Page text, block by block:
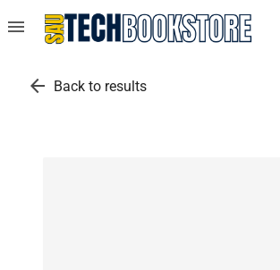
menu
arrow_back Back to results